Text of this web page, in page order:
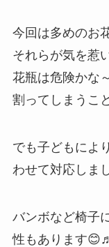
今回は多めのお
それらが気を惹
花瓶は危険かな
割ってしまうこ
でも子どもによ
わせて対応しま
バンボなど椅子
性もあります😊♬